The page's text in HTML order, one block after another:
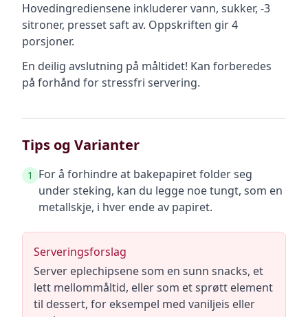
Hovedingrediensene inkluderervann, sukker, -3
sitroner, presset saft av. Oppskriften gir4
porsjoner.
En deilig avslutning på måltidet! Kan forberedes
på forhånd for stressfri servering.
Tips og Varianter
1
For å forhindre at bakepapiret folder seg
under steking, kan du legge noe tungt, som en
metallskje, i hver ende av papiret.
Serveringsforslag
Server eplechipsene som en sunn snacks, et
lett mellommåltid, eller som et sprøtt element
til dessert, for eksempel med vaniljeis eller